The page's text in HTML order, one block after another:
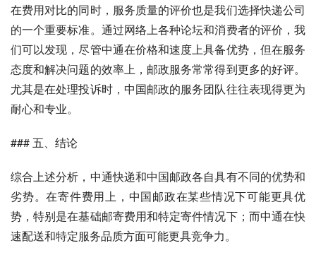
在费用对比的同时，服务质量的评价也是我们选择快递公司
的一个重要标准。通过网络上各种论坛和消费者的评价，我
们可以发现，尽管中通在价格和速度上具备优势，但在服务
态度和解决问题的效率上，邮政服务常常得到更多的好评。
尤其是在处理投诉时，中国邮政的服务团队往往表现得更为
耐心和专业。
### 五、结论
综合上述分析，中通快递和中国邮政各自具有不同的优势和
劣势。在寄件费用上，中国邮政在某些情况下可能更具优
势，特别是在基础邮寄费用和特定寄件情况下；而中通在快
速配送和特定服务品质方面可能更具竞争力。